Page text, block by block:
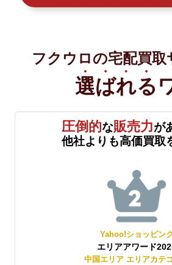
フクウロの宅配買取
選ばれる
圧倒的な販売力が
他社よりも高価買取
Yahoo!ショッピン
エリアアワード
中国エリア エリアカテ